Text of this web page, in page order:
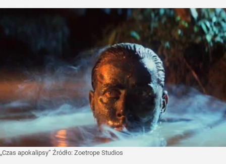
„Czas apokalipsy” Źródło: Zoetrope Studios